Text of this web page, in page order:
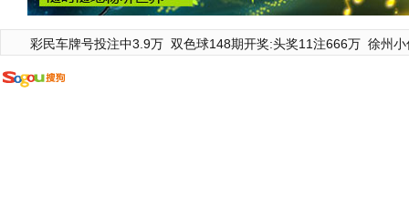
彩民车牌号投注中3.9万 双色球148期开奖:头奖11注666万 徐州